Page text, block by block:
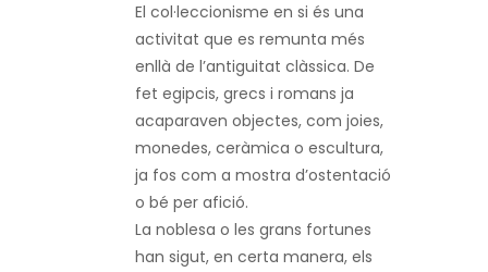
El col·leccionisme en si és una
activitat que es remunta més
enllà de l’antiguitat clàssica. De
fet egipcis, grecs i romans ja
acaparaven objectes, com joies,
monedes, ceràmica o escultura,
ja fos com a mostra d’ostentació
o bé per afició.
La noblesa o les grans fortunes
han sigut, en certa manera, els